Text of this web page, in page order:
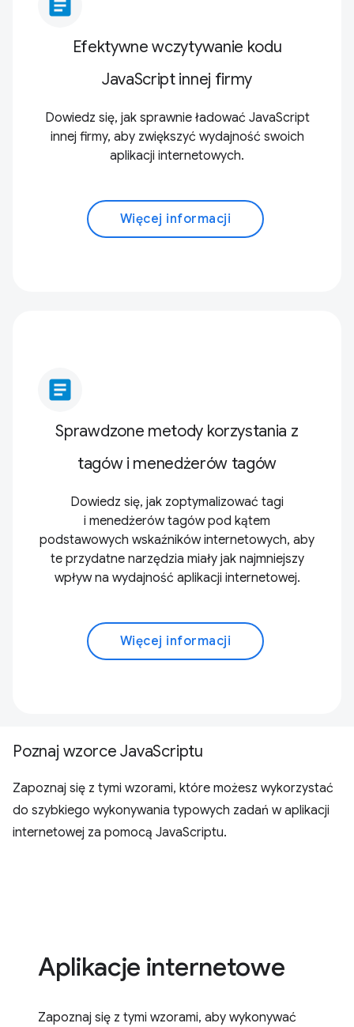
article
Efektywne wczytywanie kodu
JavaScript innej firmy
Dowiedz się, jak sprawnie ładować JavaScript
innej firmy, aby zwiększyć wydajność swoich
aplikacji internetowych.
Więcej informacji
article
Sprawdzone metody korzystania z
tagów i menedżerów tagów
Dowiedz się, jak zoptymalizować tagi
i menedżerów tagów pod kątem
podstawowych wskaźników internetowych, aby
te przydatne narzędzia miały jak najmniejszy
wpływ na wydajność aplikacji internetowej.
Więcej informacji
Poznaj wzorce JavaScriptu
Zapoznaj się z tymi wzorami, które możesz wykorzystać
do szybkiego wykonywania typowych zadań w aplikacji
internetowej za pomocą JavaScriptu.
Aplikacje internetowe
Zapoznaj się z tymi wzorami, aby wykonywać